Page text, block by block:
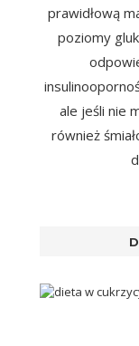
prawidłową
poziomy
ale jeśli nie
również